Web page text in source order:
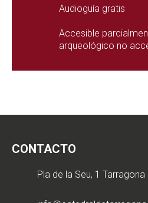
Audioguía gratis
Accesible
arqueológico no
CONTACTO
Pla de la Seu, 1 Tarragona